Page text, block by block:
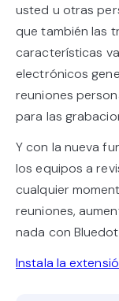
usted u otras
que también las
características
electrónicos
reuniones
para las
Y con la nueva
los equipos a
cualquier
reuniones,
nada con
Instala la